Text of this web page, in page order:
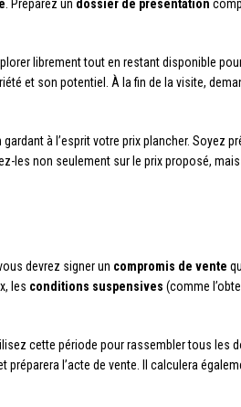
. Préparez un dossier de présentation
librement tout en restant disponible
et son potentiel. À la fin de la visite,
à l’esprit votre prix plancher. Soyez
les non seulement sur le prix proposé,
devrez signer un compromis de vente
les conditions suspensives (comme
cette période pour rassembler tous les
préparera l’acte de vente. Il calculera